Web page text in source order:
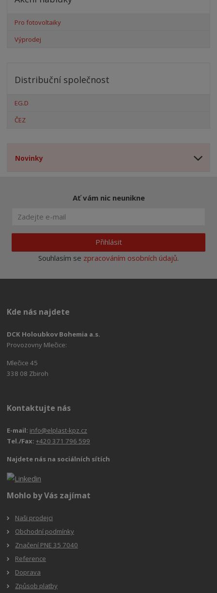
Pro fotovoltaiky
Výprodej
Distribuční společnost
EG.D
ČEZ
Novinky
Ať vám nic neunikne
Přihlásit
Souhlasím se zpracováním osobních údajů.
Kde nás najdete
DCK Holoubkov Bohemia a.s.
Provozovny Mlečice:
Mlečice 45
338 08 Zbiroh
Kontaktujte nás
E-mail: info@elplast-kpz.cz
Tel./Fax:+420 371 796 599
Najdete nás na sociálních sítích
Mohlo by Vás zajímat
Naši prodejci
Obchodní podmínky
Značení PNE 35 7040
Reference
Doprava
Způsob platby